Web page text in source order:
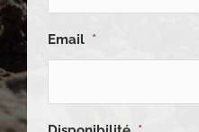
Email *